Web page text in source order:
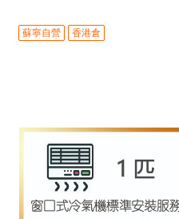
蘇寧自營 香港倉